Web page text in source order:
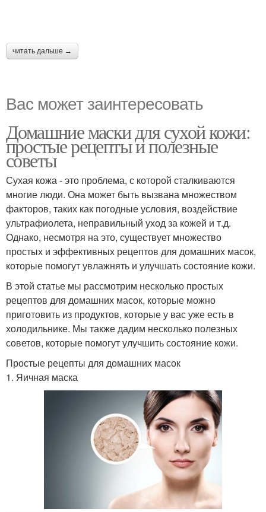
читать дальше →
Вас может заинтересовать
Домашние маски для сухой кожи:
простые рецепты и полезные
советы
Сухая кожа - это проблема, с которой сталкиваются
многие люди. Она может быть вызвана множеством
факторов, таких как погодные условия, воздействие
ультрафиолета, неправильный уход за кожей и т.д.
Однако, несмотря на это, существует множество
простых и эффективных рецептов для домашних масок,
которые помогут увлажнять и улучшать состояние кожи.
В этой статье мы рассмотрим несколько простых
рецептов для домашних масок, которые можно
приготовить из продуктов, которые у вас уже есть в
холодильнике. Мы также дадим несколько полезных
советов, которые помогут улучшить состояние кожи.
Простые рецепты для домашних масок
1. Яичная маска